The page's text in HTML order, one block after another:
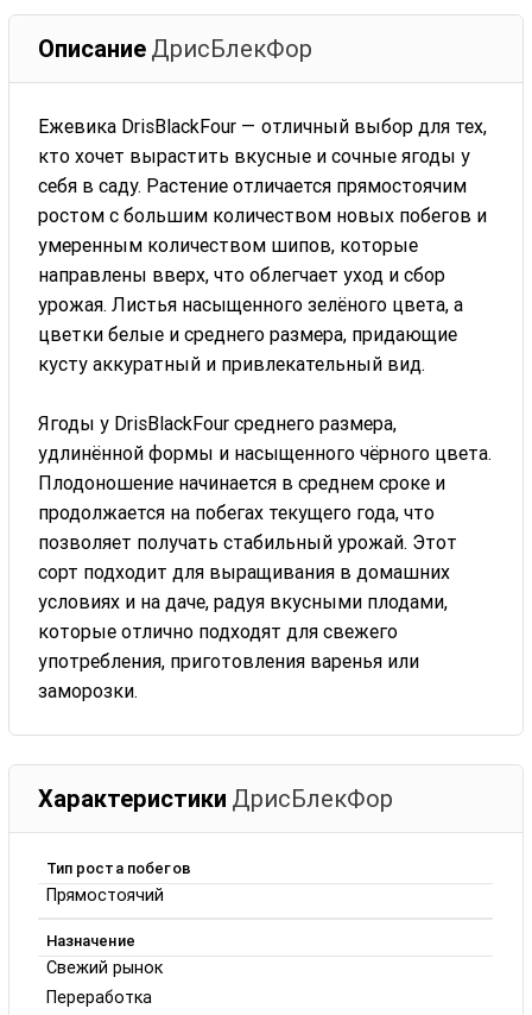
Описание ДрисБлекФор
Ежевика DrisBlackFour — отличный выбор для тех,
кто хочет вырастить вкусные и сочные ягоды у
себя в саду. Растение отличается прямостоячим
ростом с большим количеством новых побегов и
умеренным количеством шипов, которые
направлены вверх, что облегчает уход и сбор
урожая. Листья насыщенного зелёного цвета, а
цветки белые и среднего размера, придающие
кусту аккуратный и привлекательный вид.
Ягоды у DrisBlackFour среднего размера,
удлинённой формы и насыщенного чёрного цвета.
Плодоношение начинается в среднем сроке и
продолжается на побегах текущего года, что
позволяет получать стабильный урожай. Этот
сорт подходит для выращивания в домашних
условиях и на даче, радуя вкусными плодами,
которые отлично подходят для свежего
употребления, приготовления варенья или
заморозки.
Характеристики ДрисБлекФор
Тип роста побегов
Прямостоячий
Назначение
Свежий рынок
Переработка